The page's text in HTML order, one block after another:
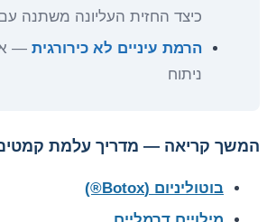
כיצד החזית העליונה משתנה
הרמת עיניים לא כירורגית —
ניתוח
המשך קריאה — מדריך עלמת קמטים
בוטוליניום (Botox®)